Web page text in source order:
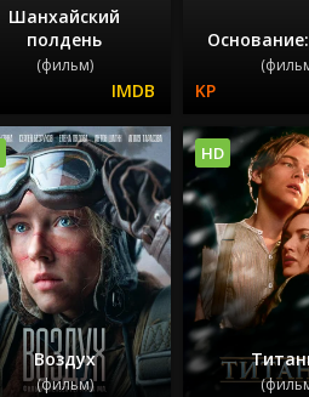
Шанхайский
полдень
(фильм)
Воздух
(фильм)
HD